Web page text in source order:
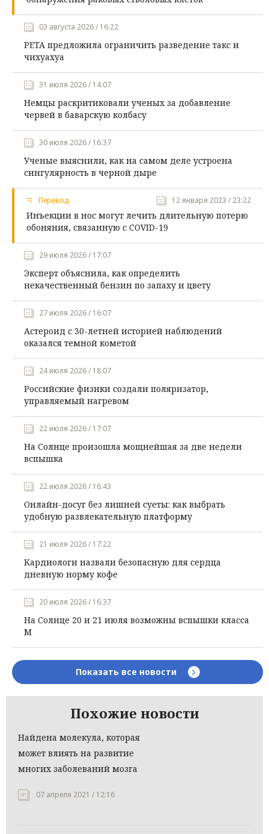
03 августа 2026 / 16:22
PETA предложила ограничить разведение такс и
чихуахуа
31 июля 2026 / 14:07
Немцы раскритиковали ученых за добавление
червей в баварскую колбасу
30 июля 2026 / 16:37
Ученые выяснили, как на самом деле устроена
сингулярность в черной дыре
Перевод 12 января 2023 / 23:22
Инъекции в нос могут лечить длительную потерю
обоняния, связанную с COVID-19
29 июля 2026 / 17:07
Эксперт объяснила, как определить
некачественный бензин по запаху и цвету
27 июля 2026 / 16:07
Астероид с 30-летней историей наблюдений
оказался темной кометой
24 июля 2026 / 18:07
Российские физики создали поляризатор,
управляемый нагревом
22 июля 2026 / 17:07
На Солнце произошла мощнейшая за две недели
вспышка
22 июля 2026 / 16:43
Онлайн-досуг без лишней суеты: как выбрать
удобную развлекательную платформу
21 июля 2026 / 17:22
Кардиологи назвали безопасную для сердца
дневную норму кофе
20 июля 2026 / 16:37
На Солнце 20 и 21 июля возможны вспышки класса
М
Показать все новости
Похожие новости
Найдена молекула, которая
может влиять на развитие
многих заболеваний мозга
07 апреля 2021 / 12:16